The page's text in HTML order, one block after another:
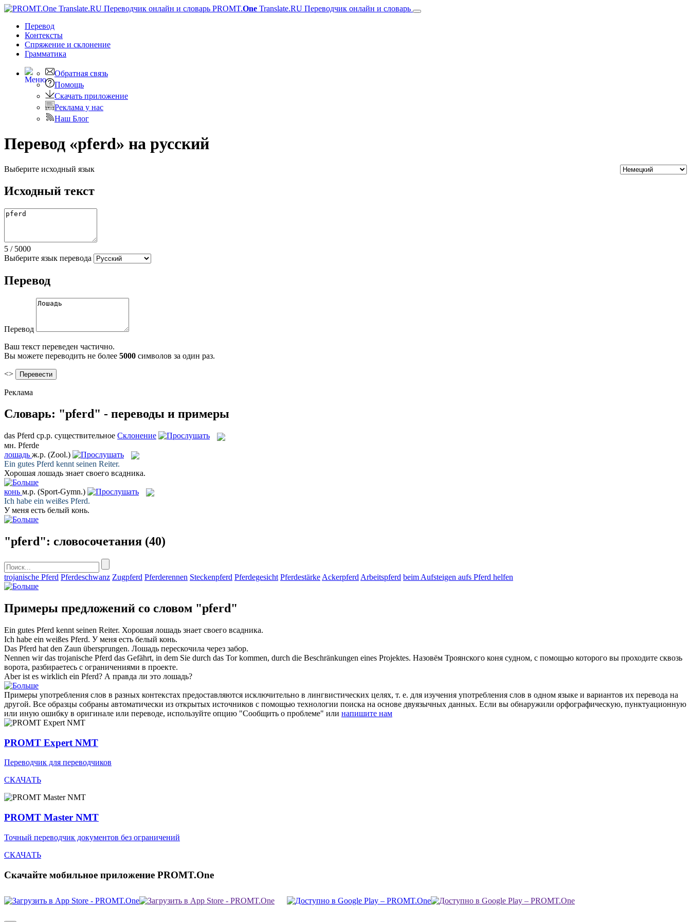
PROMT.One Translate.RU Переводчик онлайн и словарь
Перевод
Контексты
Спряжение и склонение
Грамматика
Обратная связь
Помощь
Скачать приложение
Реклама у нас
Наш Блог
Перевод «pferd» на русский
Выберите исходный язык
Исходный текст
5 / 5000
Выберите язык перевода
Перевод
Перевод
Ваш текст переведен частично.
Вы можете переводить не более 5000 символов за один раз.
<>
Реклама
Словарь: "pferd" - переводы и примеры
das Pferd ср.р. существительное Склонение
мн. Pferde
лошадь ж.р. (Zool.)
Ein gutes Pferd kennt seinen Reiter.
Хорошая лошадь знает своего всадника.
конь м.р. (Sport-Gymn.)
Ich habe ein weißes Pferd.
У меня есть белый конь.
"pferd": словосочетания (40)
trojanische Pferd Pferdeschwanz Zugpferd Pferderennen Steckenpferd Pferdegesicht Pferdestärke Ackerpferd Arbeitspferd beim Aufsteigen aufs Pferd helfen
Примеры предложений со словом "pferd"
Ein gutes Pferd kennt seinen Reiter. Хорошая лошадь знает своего всадника.
Ich habe ein weißes Pferd. У меня есть белый конь.
Das Pferd hat den Zaun übersprungen. Лошадь перескочила через забор.
Nennen wir das trojanische Pferd das Gefährt, in dem Sie durch das Tor kommen, durch die Beschränkungen eines Projektes. Назовём Троянского коня судном, с помощью которого вы проходите сквозь
ворота, разбираетесь с ограничениями в проекте.
Aber ist es wirklich ein Pferd? А правда ли это лошадь?
Примеры употребления слов в разных контекстах предоставляются исключительно в лингвистических целях, т. е. для изучения употребления слов в одном языке и вариантов их перевода на
другой. Все образцы собраны автоматически из открытых источников с помощью технологии поиска на основе двуязычных данных. Если вы обнаружили орфографическую, пунктуационную
или иную ошибку в оригинале или переводе, используйте опцию "Сообщить о проблеме" или напишите нам
PROMT Expert NMT
Переводчик для переводчиков
СКАЧАТЬ
PROMT Master NMT
Точный переводчик документов без ограничений
СКАЧАТЬ
Скачайте мобильное приложение PROMT.One